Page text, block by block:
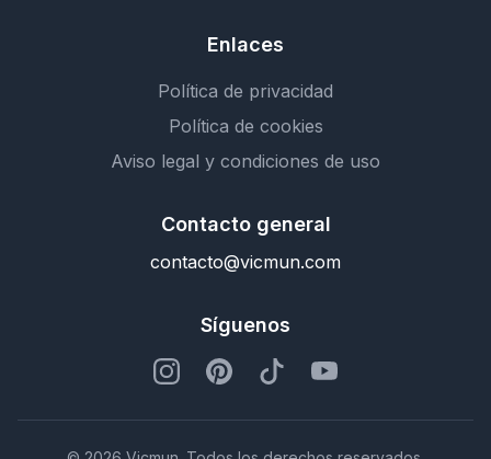
Enlaces
Política de privacidad
Política de cookies
Aviso legal y condiciones de uso
Contacto general
contacto@vicmun.com
Síguenos